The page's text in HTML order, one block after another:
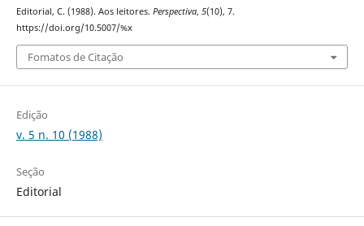
Editorial, C. (1988). Aos leitores. Perspectiva, 5(10), 7.
https://doi.org/10.5007/%x
Fomatos de Citação
Edição
v. 5 n. 10 (1988)
Seção
Editorial